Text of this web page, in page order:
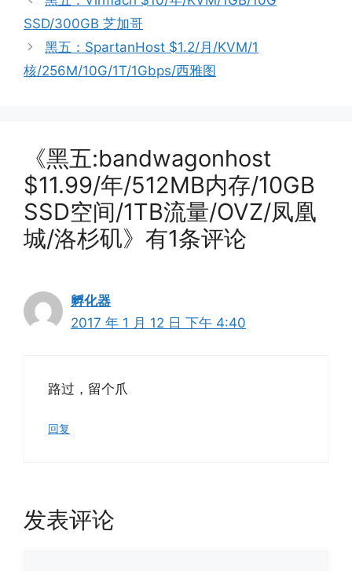
SSD/300GB 芝加哥
黑五：SpartanHost $1.2/月/KVM/1
核/256M/10G/1T/1Gbps/西雅图
《黑五:bandwagonhost
$11.99/年/512MB内存/10GB
SSD空间/1TB流量/OVZ/凤凰
城/洛杉矶》有1条评论
孵化器
2017 年 1 月 12 日 下午 4:40
路过，留个爪
回复
发表评论